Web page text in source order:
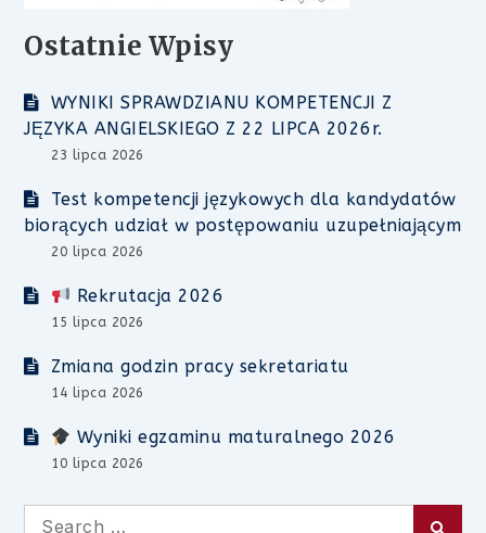
Ostatnie Wpisy
WYNIKI SPRAWDZIANU KOMPETENCJI Z
JĘZYKA ANGIELSKIEGO Z 22 LIPCA 2026r.
23 lipca 2026
Test kompetencji językowych dla kandydatów
biorących udział w postępowaniu uzupełniającym
20 lipca 2026
Rekrutacja 2026
15 lipca 2026
Zmiana godzin pracy sekretariatu
14 lipca 2026
Wyniki egzaminu maturalnego 2026
10 lipca 2026
Search